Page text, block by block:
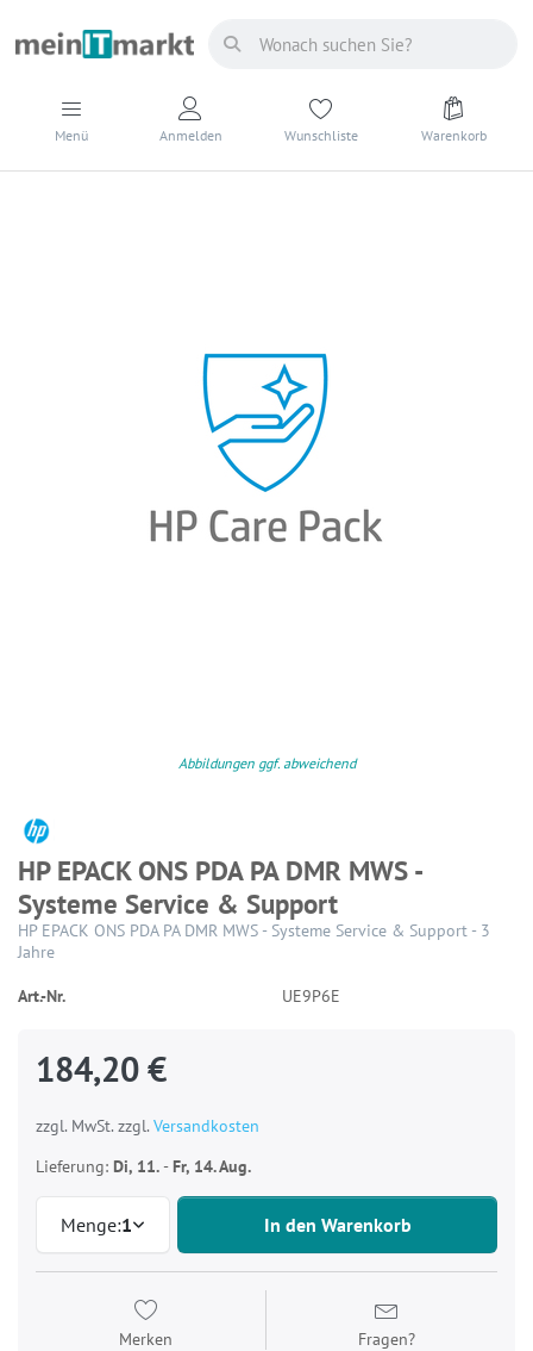
Menü Anmelden Wunschliste Warenkorb
Abbildungen ggf. abweichend
HP EPACK ONS PDA PA DMR MWS -
Systeme Service & Support
HP EPACK ONS PDA PA DMR MWS - Systeme Service & Support - 3
Jahre
Art.-Nr. UE9P6E
184,20 €
zzgl. MwSt. zzgl. Versandkosten
Lieferung: Di, 11.-Fr, 14. Aug.
Menge:1 In den Warenkorb
Merken Fragen?